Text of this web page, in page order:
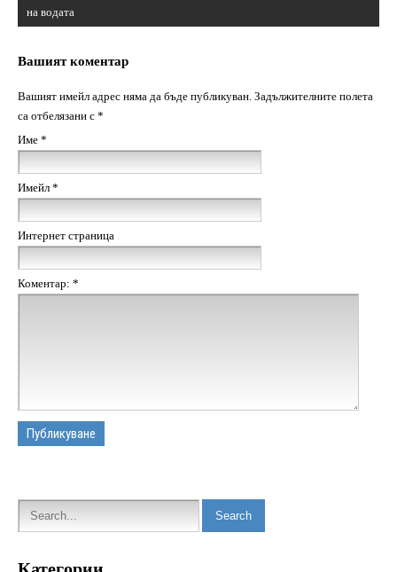
на водата
Вашият коментар
Вашият имейл адрес няма да бъде публикуван. Задължителните полета
са отбелязани с *
Име *
Имейл *
Интернет страница
Коментар: *